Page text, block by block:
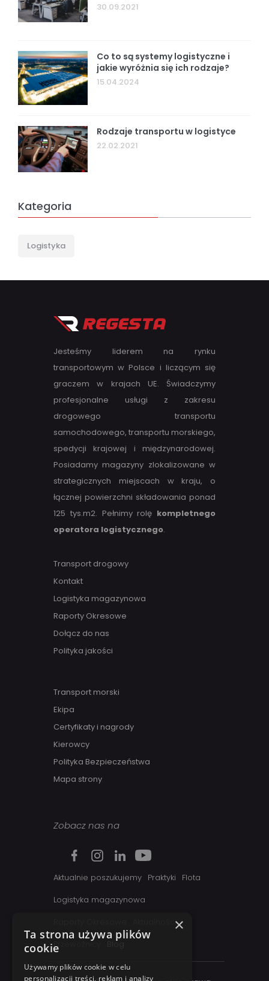
30.09.2021
Co to są systemy logistyczne i
jakie wyróżnia się ich rodzaje?
15.04.2024
Rodzaje transportu w logistyce
22.02.2021
Kategoria
Logistyka
Jesteśmy liderem na rynku
transportowym w Polsce i liczącym się
graczem w krajach UE. Świadczymy
profesjonalne usługi z zakresu
drogowego transportu
samochodowego, transportu morskiego,
spedycji krajowej i międzynarodowej.
Posiadamy magazyny zlokalizowane w
strategicznych miejscach w kraju, o
łącznej powierzchni składowania ponad
125 tys.m2. Pełnimy rolę kompletnego
operatora logistycznego.
Transport drogowy
Kontakt
Logistyka magazynowa
Raporty Okresowe
Dołącz do nas
Polityka jakości
Transport morski
Ekipa
Certyfikaty i nagrody
Kierowcy
Polityka Bezpieczeństwa
Mapa strony
Zobacz nas na
Aktualnie poszukujemy Praktyki
Flota
Logistyka magazynowa
Aktualności
Przewoźnicy
Blog
×
Ta strona używa plików
cookie
Używamy plików cookie w celu
personalizacji treści, reklam i analizy